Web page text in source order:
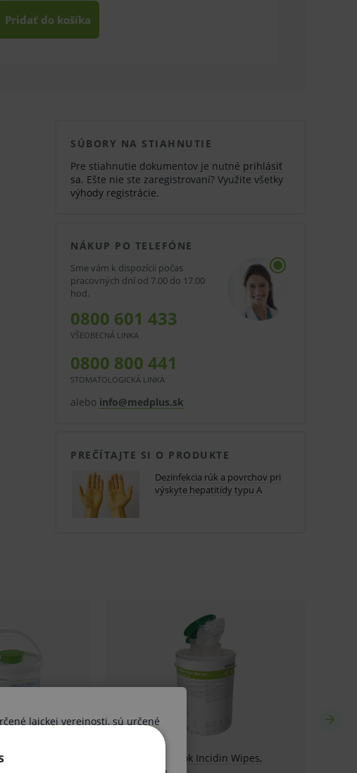
Pridať do košíka
SÚBORY NA STIAHNUTIE
Pre stiahnutie dokumentov je nutné prihlásiť
sa. Ešte nie ste zaregistrovaní? Využite všetky
výhody registrácie.
NÁKUP PO TELEFÓNE
Sme vám k dispozícii počas
pracovných dní od 7.00 do 17.00
hod.
0800 601 433
VŠEOBECNÁ LINKA
0800 800 441
STOMATOLOGICKÁ LINKA
alebo info@medplus.sk
PREČÍTAJTE SI O PRODUKTE
Dezinfekcia rúk a povrchov pri
výskyte hepatitídy typu A
laickej verejnosti, sú určené
ďalších osôb. V prípade, že by